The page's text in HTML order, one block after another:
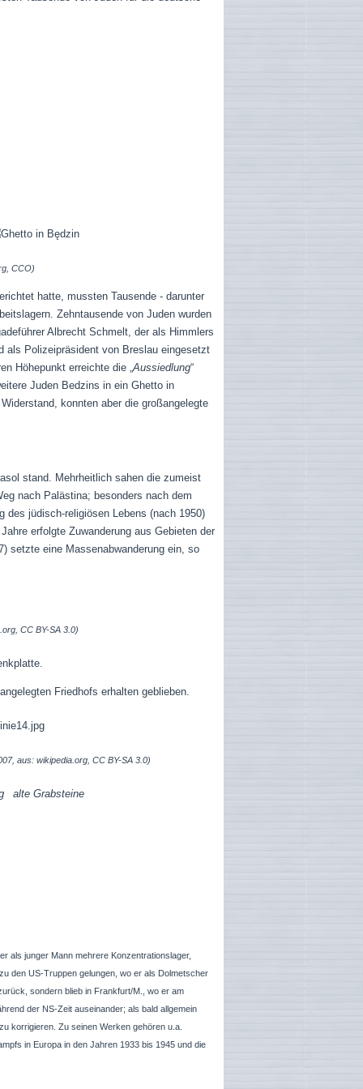
CCO)
hatte, mussten Tausende - darunter
Zehntausende von Juden wurden
Albrecht Schmelt, der als Himmlers
als Polizeipräsident von Breslau eingesetzt
Höhepunkt erreichte die „Aussiedlung“
Juden Bedzins in ein Ghetto in
konnten aber die großangelegte
stand. Mehrheitlich sahen die zumeist
nach Palästina; besonders nach dem
des jüdisch-religiösen Lebens (nach 1950)
erfolgte Zuwanderung aus Gebieten der
setzte eine Massenabwanderung ein, so
CC BY-SA 3.0)
Friedhofs erhalten geblieben.
aus: wikipedia.org, CC BY-SA 3.0)
alte Grabsteine
als junger Mann mehrere Konzentrationslager,
den US-Truppen gelungen, wo er als Dolmetscher
sondern blieb in Frankfurt/M., wo er am
der NS-Zeit auseinander; als bald allgemein
korrigieren. Zu seinen Werken gehören u.a.
in Europa in den Jahren 1933 bis 1945 und die